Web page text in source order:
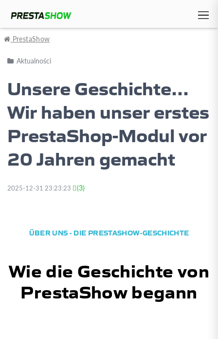
PrestaShow
Aktualności
Unsere Geschichte...
Wir haben unser erstes
PrestaShop-Modul vor
20 Jahren gemacht
2025-12-31 23:23:23 (3)
Wie die Geschichte von
PrestaShow begann
ÜBER UNS - DIE PRESTASHOW-GESCHICHTE